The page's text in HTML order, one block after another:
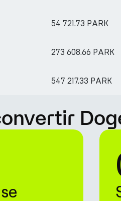
54 721.73 PARK
273 608.66 PARK
547 217.33 PARK